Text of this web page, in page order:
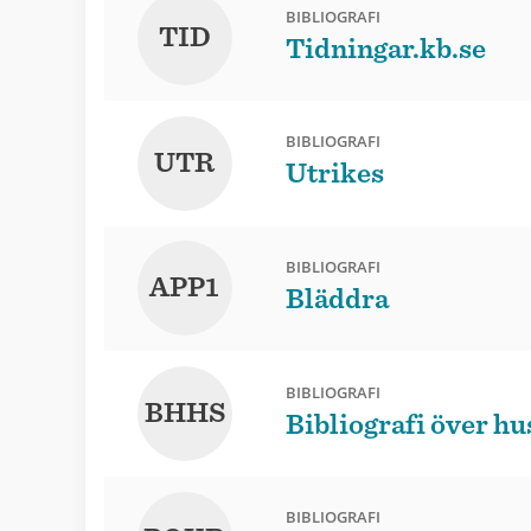
TID
BIBLIOGRAFI
Tidningar.kb.se
UTR
BIBLIOGRAFI
Utrikes
APP1
BIBLIOGRAFI
Bläddra
BHHS
BIBLIOGRAFI
Bibliografi över
BIBLIOGRAFI